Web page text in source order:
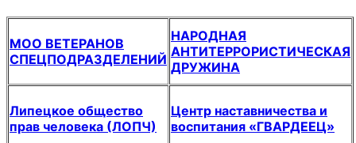
МОО ВЕТЕРАНОВ
СПЕЦПОДРАЗДЕЛЕНИЙ
НАРОДНАЯ
АНТИТЕРРОРИСТИЧЕСКАЯ
ДРУЖИНА
Липецкое общество
прав человека (ЛОПЧ)
Центр наставничества и
воспитания «ГВАРДЕЕЦ»